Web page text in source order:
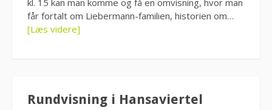
kl. 15 kan man komme og få en omvisning, hvor man
får fortalt om Liebermann-familien, historien om…
[Læs videre]
Rundvisning i Hansaviertel